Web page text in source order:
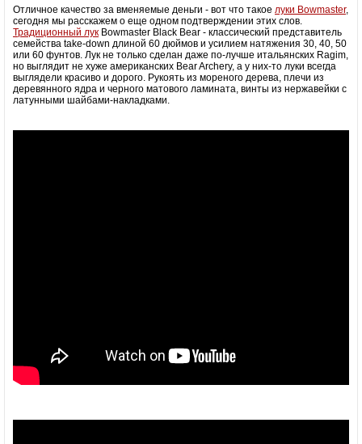
Отличное качество за вменяемые деньги - вот что такое луки Bowmaster,
сегодня мы расскажем о еще одном подтверждении этих слов.
Традиционный лук Bowmaster Black Bear - классический представитель
семейства take-down длиной 60 дюймов и усилием натяжения 30, 40, 50
или 60 фунтов. Лук не только сделан даже по-лучше итальянских Ragim,
но выглядит не хуже американских Bear Archery, а у них-то луки всегда
выглядели красиво и дорого. Рукоять из мореного дерева, плечи из
деревянного ядра и черного матового ламината, винты из нержавейки с
латунными шайбами-накладками.